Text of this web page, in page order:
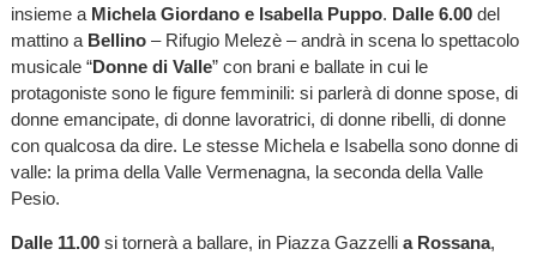
insieme a Michela Giordano e Isabella Puppo. Dalle 6.00 del
mattino a Bellino – Rifugio Melezè – andrà in scena lo spettacolo
musicale “Donne di Valle” con brani e ballate in cui le
protagoniste sono le figure femminili: si parlerà di donne spose, di
donne emancipate, di donne lavoratrici, di donne ribelli, di donne
con qualcosa da dire. Le stesse Michela e Isabella sono donne di
valle: la prima della Valle Vermenagna, la seconda della Valle
Pesio.
Dalle 11.00 si tornerà a ballare, in Piazza Gazzelli a Rossana,